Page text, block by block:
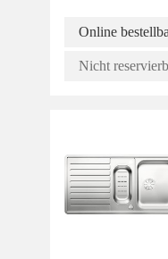
Online
Nicht